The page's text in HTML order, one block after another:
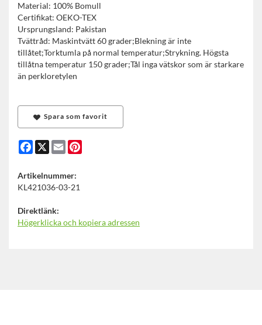
Material: 100% Bomull
Certifikat: OEKO-TEX
Ursprungsland: Pakistan
Tvättråd: Maskintvätt 60 grader;Blekning är inte
tillåtet;Torktumla på normal temperatur;Strykning. Högsta
tillåtna temperatur 150 grader;Tål inga vätskor som är starkare
än perkloretylen
Spara som favorit
Facebook
X Email
Artikelnummer:
KL421036-03-21
Direktlänk:
Högerklicka och kopiera adressen